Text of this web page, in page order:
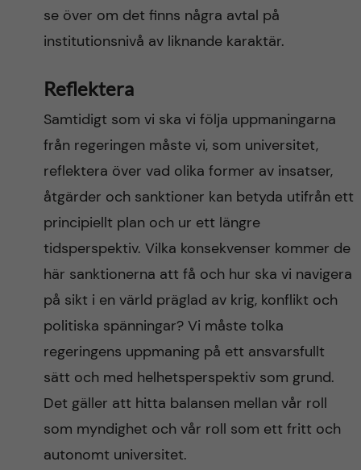
se över om det finns några avtal på
institutionsnivå av liknande karaktär.
Reflektera
Samtidigt som vi ska vi följa uppmaningarna
från regeringen måste vi, som universitet,
reflektera över vad olika former av insatser,
åtgärder och sanktioner kan betyda utifrån ett
principiellt plan och ur ett längre
tidsperspektiv. Vilka konsekvenser kommer de
här sanktionerna att få och hur ska vi navigera
på sikt i en värld präglad av krig, konflikt och
politiska spänningar? Vi måste tolka
regeringens uppmaning på ett ansvarsfullt
sätt och med helhetsperspektiv som grund.
Det gäller att hitta balansen mellan vår roll
som myndighet och vår roll som ett fritt och
autonomt universitet.